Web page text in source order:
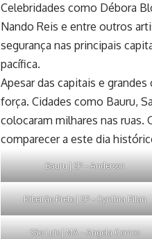
Celebridades como Débora
Nando Reis e entre outros
segurança nas principais
pacífica.
Apesar das capitais e
força. Cidades como Bauru,
colocaram milhares nas ruas.
comparecer a este dia
Bauru | SP – Anderson
Ribeirão Preto | SP – Cynthia Pilan
São Luis | MA – Angela Gomes